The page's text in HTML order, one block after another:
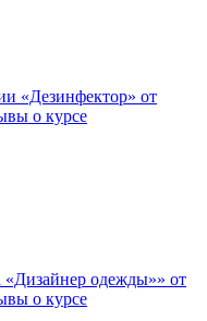
«Дезинфектор» от
о курсе
«Дизайнер одежды»» от
о курсе